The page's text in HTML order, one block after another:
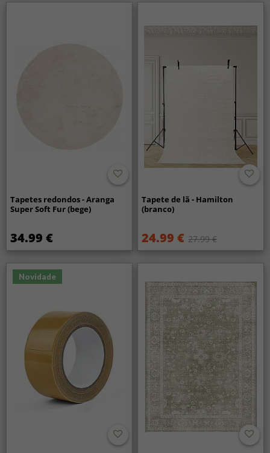
Tapetes redondos - Aranga
Super Soft Fur (bege)
34.99 €
Tapete de lã - Hamilton
(branco)
24.99 € 27.99 €
Novidade